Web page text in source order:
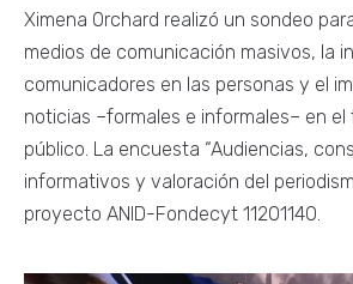
Ximena Orchard realizó un sondeo
medios de comunicación masivos, la
comunicadores en las personas y el
noticias –formales e informales– en el
público. La encuesta “Audiencias,
informativos y valoración del
proyecto ANID-Fondecyt 11201140.